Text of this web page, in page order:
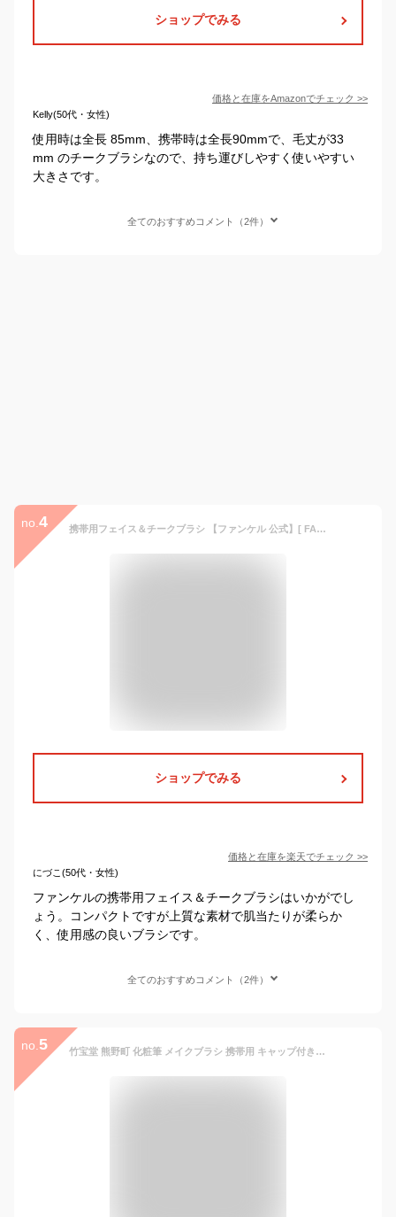
ショップでみる
価格と在庫をAmazonでチェック >>
Kelly(50代・女性)
使用時は全長 85mm、携帯時は全長90mmで、毛丈が33
mm のチークブラシなので、持ち運びしやすく使いやすい
大きさです。
全てのおすすめコメント（2件）
no. 4 携帯用フェイス＆チークブラシ 【ファンケル 公式】[ FANCL 化粧品 フェイスブラシ 携帯用 チークブラシ 携帯 メイクブラシ チーク ブラシ 持ち運び 化粧ブラシ パウダーブラシ メイク道具 化粧筆 小物 グッズ 筆 コスメ フェイスパウダーブラシ コンパクト フェイス ]
ショップでみる
価格と在庫を楽天でチェック >>
にづこ(50代・女性)
ファンケルの携帯用フェイス＆チークブラシはいかがでし
ょう。コンパクトですが上質な素材で肌当たりが柔らか
く、使用感の良いブラシです。
全てのおすすめコメント（2件）
no. 5 竹宝堂 熊野町 化粧筆 メイクブラシ 携帯用 キャップ付き スライド式 チークブラシ 山羊(粗光峰) EI-1 CH-3 シルバーピンク 頬紅用 パウダーブラシ フェイスブラシ 化粧ブラシ 持ち運び コンパクト make up brush [メール便可(200円)][優れものA]